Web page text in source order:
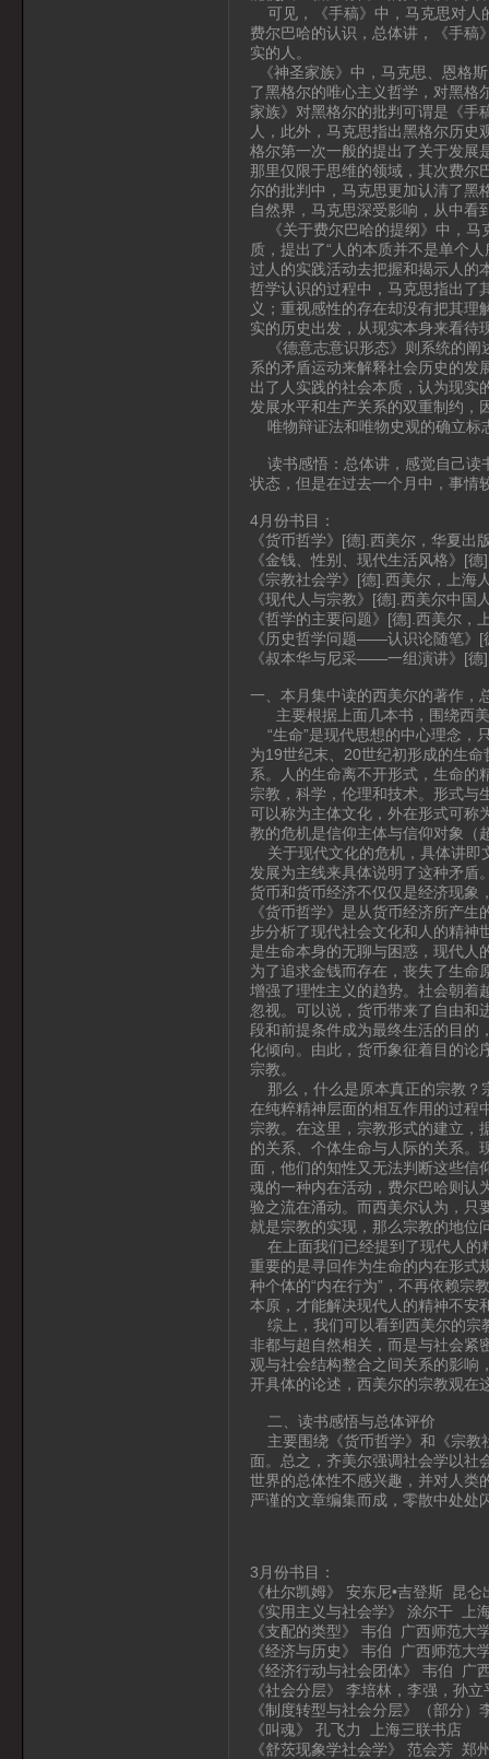
可见，《手稿》中，马克思对人
费尔巴哈的认识，总体讲，《手稿
实的人。
《神圣家族》中，马克思、恩格
了黑格尔的唯心主义哲学，对黑格
家族》对黑格尔的批判可谓是《手
人，此外，马克思指出黑格尔历
格尔第一次一般的提出了关于发展
那里仅限于思维的领域，其次费尔
尔的批判中，马克思更加认清了黑
自然界，马克思深受影响，从中看
《关于费尔巴哈的提纲》中，马
质，提出了“人的本质并不是单个
过人的实践活动去把握和揭示人的
哲学认识的过程中，马克思指出了
义；重视感性的存在却没有把其
实的历史出发，从现实本身来看待
《德意志意识形态》则系统的阐
系的矛盾运动来解释社会历史的发
出了人实践的社会本质，认为现实
发展水平和生产关系的双重制约，
唯物辩证法和唯物史观的确立标
读书感悟：总体讲，感觉自己读
状态，但是在过去一个月中，事情
4月份书目：
《货币哲学》[德].西美尔，华夏出
《金钱、性别、现代生活风格》[
《宗教社会学》[德].西美尔，上海
《现代人与宗教》[德].西美尔中国
《哲学的主要问题》[德].西美尔，
《历史哲学问题——认识论随笔》
《叔本华与尼采——一组演讲》[
一、本月集中读的西美尔的著作，
主要根据上面几本书，围绕西美
“生命”是现代思想的中心理念，
为19世纪末、20世纪初形成的生
系。人的生命离不开形式，生命的
宗教，科学，伦理和技术。形式与
可以称为主体文化，外在形式可称
教的危机是信仰主体与信仰对象（
关于现代文化的危机，具体讲即
发展为主线来具体说明了这种矛盾
货币和货币经济不仅仅是经济现象
《货币哲学》是从货币经济所产
步分析了现代社会文化和人的精神
是生命本身的无聊与困惑，现代人
为了追求金钱而存在，丧失了生命
增强了理性主义的趋势。社会朝着
忽视。可以说，货币带来了自由和
段和前提条件成为最终生活的目的
化倾向。由此，货币象征着目的论
宗教。
那么，什么是原本真正的宗教？
在纯粹精神层面的相互作用的过程
宗教。在这里，宗教形式的建立，
的关系、个体生命与人际的关系。
面，他们的知性又无法判断这些信
魂的一种内在活动，费尔巴哈则认
验之流在涌动。而西美尔认为，只
就是宗教的实现，那么宗教的地位
在上面我们已经提到了现代人的
重要的是寻回作为生命的内在形式
种个体的“内在行为”，不再依赖宗
本原，才能解决现代人的精神不安
综上，我们可以看到西美尔的宗
非都与超自然相关，而是与社会紧
观与社会结构整合之间关系的影响
开具体的论述，西美尔的宗教观在
二、读书感悟与总体评价
主要围绕《货币哲学》和《宗教
面。总之，齐美尔强调社会学以社
世界的总体性不感兴趣，并对人类
严谨的文章编集而成，零散中处处
3月份书目：
《杜尔凯姆》 安东尼•吉登斯 昆仑
《实用主义与社会学》 涂尔干 上
《支配的类型》 韦伯 广西师范大
《经济与历史》 韦伯 广西师范大
《经济行动与社会团体》 韦伯 广
《社会分层》 李培林，李强，孙
《制度转型与社会分层》（部分
《叫魂》 孔飞力 上海三联书店
《舒茨现象学社会学》 范会芳 郑